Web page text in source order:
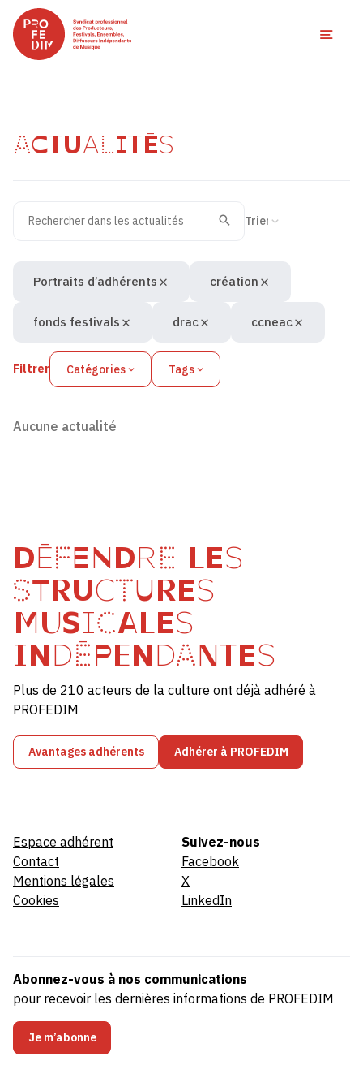
ACTUALITÉS
Recherche
Valider
Filtrer Catégories Tags
Portraits d’adhérents création
fonds festivals drac ccneac
Aucune actualité
DÉFENDRE LES
STRUCTURES
MUSICALES
INDÉPENDANTES
Plus de 210 acteurs de la culture ont déjà adhéré à
PROFEDIM
Avantages adhérents Adhérer à PROFEDIM
Espace adhérent
Contact
Mentions légales
Cookies
Suivez-nous
Facebook
X
LinkedIn
Abonnez-vous à nos communications
pour recevoir les dernières informations de PROFEDIM
Je m’abonne